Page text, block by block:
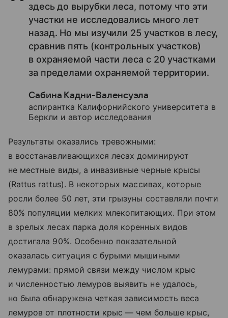
здесь до вырубки леса, потому что эти
участки не исследовались много лет
назад. Но мы изучили 25 участков в лесу,
сравнив пять (контрольных участков)
в охраняемой части леса с 20 участками
за пределами охраняемой территории.
Сабина Кадни-Валенсуэла
аспирантка Калифорнийского университета в
Беркли и автор исследования
Результаты оказались тревожными:
в восстанавливающихся лесах доминируют
не местные виды, а инвазивные черные крысы
(Rattus rattus). В некоторых массивах, которые
росли более 50 лет, эти грызуны составляли почти
80% популяции мелких млекопитающих. При этом
в зрелых лесах парка доля коренных видов
достигала 90%. Особенно показательной
оказалась ситуация с бурыми мышиными
лемурами: прямой связи между числом крыс
и численностью лемуров выявить не удалось,
но была обнаружена четкая зависимость веса
лемуров от плотности крыс — чем больше крыс,